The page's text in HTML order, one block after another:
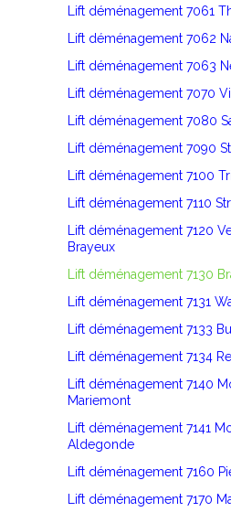
Lift déménagement 7061
Lift déménagement 7062
Lift déménagement 7063
Lift déménagement 7070
Lift déménagement 7080
Lift déménagement 7090
Lift déménagement 7100
Lift déménagement 7110
Lift déménagement 7120
Brayeux
Lift déménagement 7130
Lift déménagement 7131
Lift déménagement 7133
Lift déménagement 7134
Lift déménagement 7140
Mariemont
Lift déménagement 7141
Aldegonde
Lift déménagement 7160
Lift déménagement 7170